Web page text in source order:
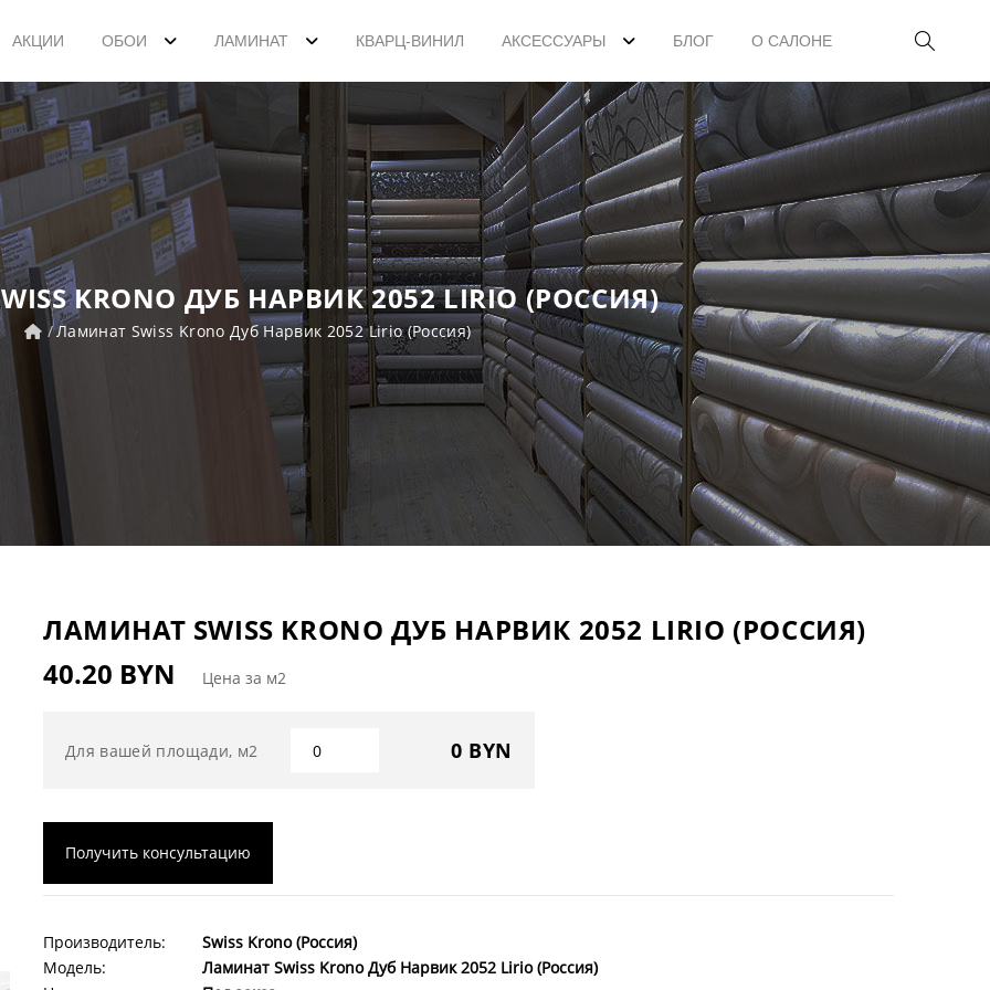
АКЦИИ ОБОИ ЛАМИНАТ КВАРЦ-ВИНИЛ АКСЕССУАРЫ БЛОГ О САЛОНЕ
KRONO ДУБ НАРВИК 2052 LIRIO (РОССИЯ)
Ламинат Swiss Krono Дуб Нарвик 2052 Lirio (Россия)
ЛАМИНАТ SWISS KRONO ДУБ НАРВИК 2052 LIRIO (РОССИЯ)
40.20 BYN
Цена за м2
Для вашей площади, м2 0 BYN
Получить консультацию
Производитель:
Swiss Krono (Россия)
Модель:
Ламинат Swiss Krono Дуб Нарвик 2052 Lirio (Россия)